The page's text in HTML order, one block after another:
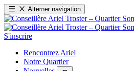
Alterner navigation
S'inscrire
Rencontrez Ariel
Notre Quartier